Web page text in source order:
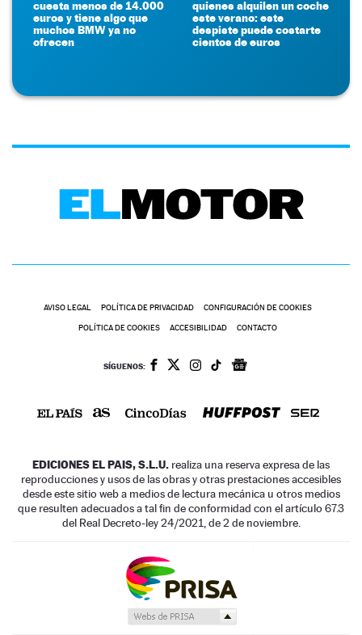
cuesta menos de 14.000
euros y tiene algo que
muchos BMW ya no
ofrecen
quienes alquilen un coche
este verano: este
despiste puede costarte
cientos de euros
AVISO LEGAL POLÍTICA DE PRIVACIDAD CONFIGURACIÓN DE COOKIES
POLÍTICA DE COOKIES ACCESIBILIDAD CONTACTO
SÍGUENOS:
EDICIONES EL PAIS, S.L.U. realiza una reserva expresa de las
reproducciones y usos de las obras y otras prestaciones accesibles
desde este sitio web a medios de lectura mecánica u otros medios
que resulten adecuados a tal fin de conformidad con el artículo 67.3
del Real Decreto-ley 24/2021, de 2 de noviembre.